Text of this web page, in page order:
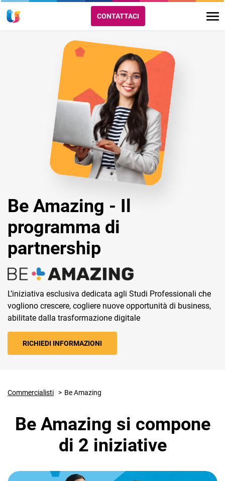
CRM
Email Marketing
Trust Services
TeamSystem Store
CONTATTACI
Be Amazing - Il
programma di
partnership
L’iniziativa esclusiva dedicata agli Studi Professionali che
vogliono crescere, cogliere nuove opportunità di business,
abilitate dalla trasformazione digitale
RICHIEDI INFORMAZIONI
Commercialisti Be Amazing
Be Amazing si compone
di 2 iniziative